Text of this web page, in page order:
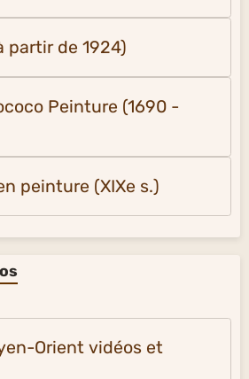
partir de 1924)
Peinture (1690 -
peinture (XIXe s.)
Orient vidéos et